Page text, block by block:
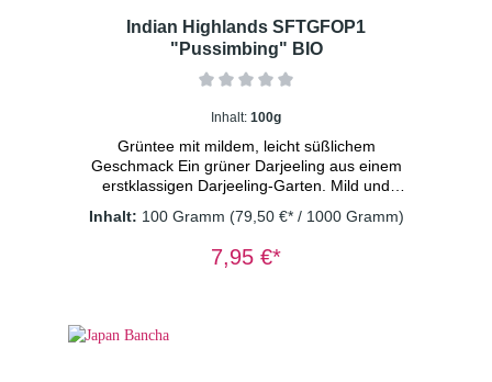
Indian Highlands SFTGFOP1
"Pussimbing" BIO
Inhalt: 100g
Grüntee mit mildem, leicht süßlichem
Geschmack Ein grüner Darjeeling aus einem
erstklassigen Darjeeling-Garten. Mild und
Tassenfarbe. Zutaten:
003 Dosierung: 1 TL/Tasse
Inhalt: 100 Gramm (79,50 €* / 1000 Gramm)
7,95 €*